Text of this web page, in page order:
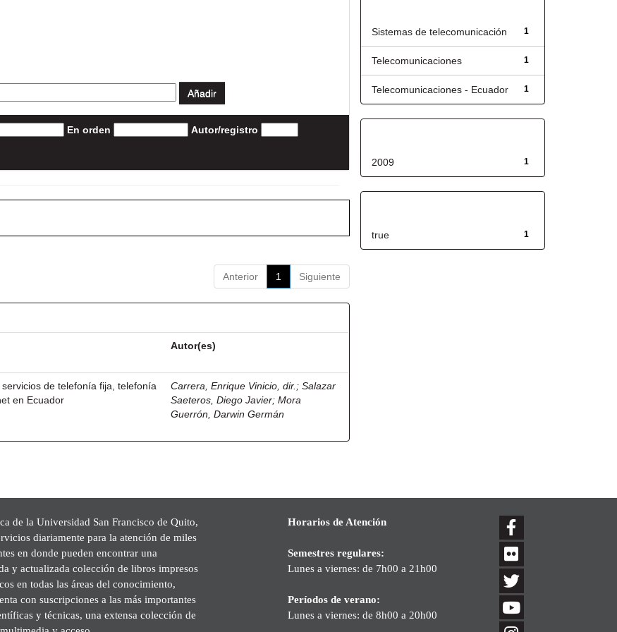
En orden Autor/registro
Anterior 1 Siguiente
Autor(es)
de telefonía fija, telefonía
en Ecuador
Carrera, Enrique Vinicio, dir. ;Salazar
Saeteros, Diego Javier;Mora
Guerrón, Darwin Germán
1
Sistemas de telecomunicación
1
Telecomunicaciones
1
Telecomunicaciones - Ecuador
1
2009
1
true
de la Universidad San Francisco de Quito,
diariamente para la atención de miles
en donde pueden encontrar una
y actualizada colección de libros impresos
en todas las áreas del conocimiento,
con suscripciones a las más importantes
y técnicas, una extensa colección de
Horarios de Atención
Semestres regulares:
Lunes a viernes: de 7h00 a 21h00
Períodos de verano:
Lunes a viernes: de 8h00 a 20h00